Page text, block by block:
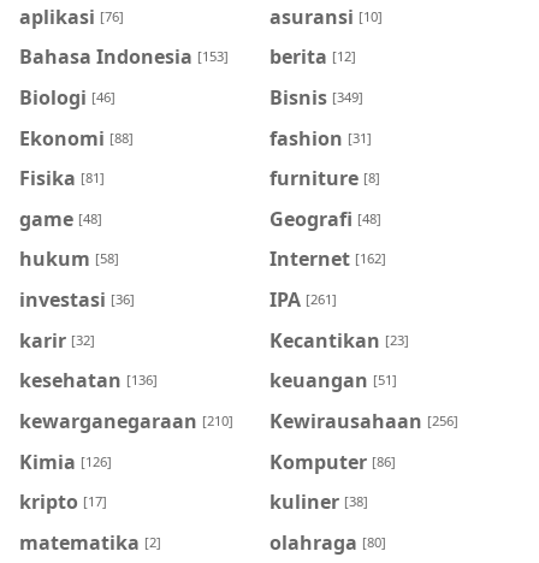
aplikasi [76] asuransi [10]
Bahasa Indonesia [153] berita [12]
Biologi [46] Bisnis [349]
Ekonomi [88] fashion [31]
Fisika [81] furniture [8]
game [48] Geografi [48]
hukum [58] Internet [162]
investasi [36] IPA [261]
karir [32] Kecantikan [23]
kesehatan [136] keuangan [51]
kewarganegaraan [210] Kewirausahaan [256]
Kimia [126] Komputer [86]
kripto [17] kuliner [38]
matematika [2] olahraga [80]